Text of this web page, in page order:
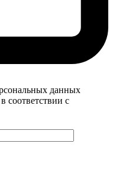
данных
соответствии с